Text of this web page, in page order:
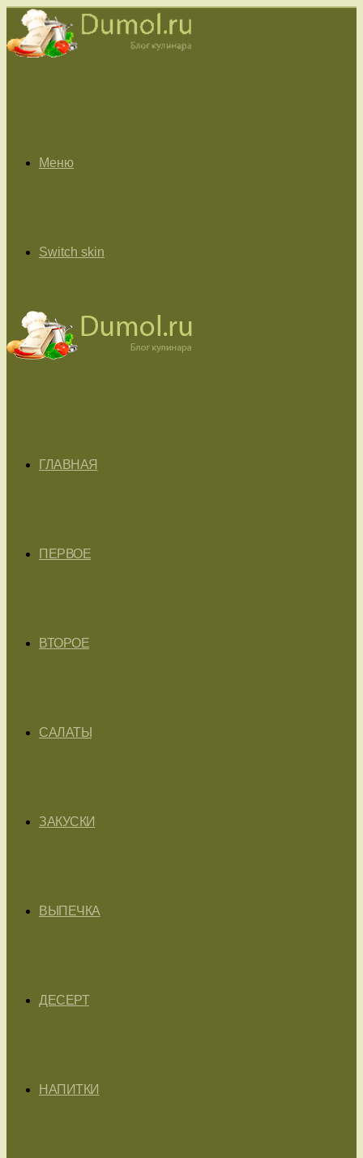
Меню
Switch skin
ГЛАВНАЯ
ПЕРВОЕ
ВТОРОЕ
САЛАТЫ
ЗАКУСКИ
ВЫПЕЧКА
ДЕСЕРТ
НАПИТКИ